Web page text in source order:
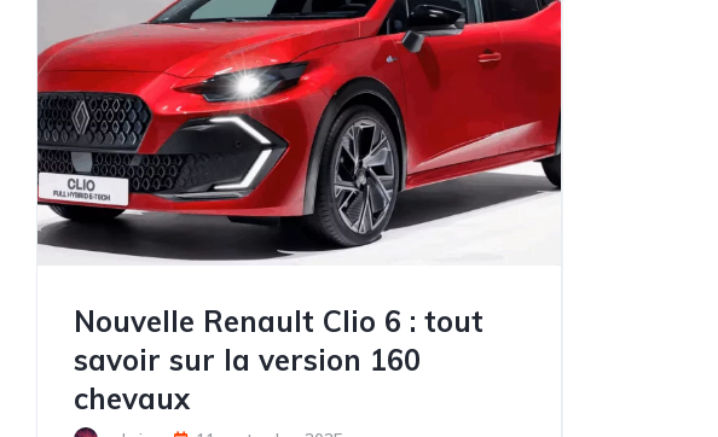
Nouvelle Renault Clio 6 : tout
savoir sur la version 160
chevaux